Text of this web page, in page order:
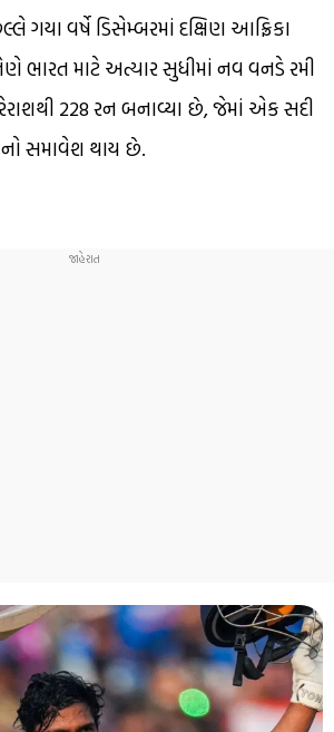
ગયા વર્ષે ડિસેમ્બરમાં દક્ષિણ આફ્રિકા
ભારત માટે અત્યાર સુધીમાં નવ વનડે રમી
228 રન બનાવ્યા છે, જેમાં એક સદી
સમાવેશ થાય છે.